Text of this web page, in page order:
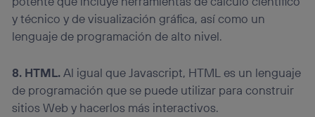
y técnico y de visualización gráfica, así como un
lenguaje de programación de alto nivel.
8. HTML.Al igual que Javascript, HTML es un lenguaje
de programación que se puede utilizar para construir
sitios Web y hacerlos más interactivos.